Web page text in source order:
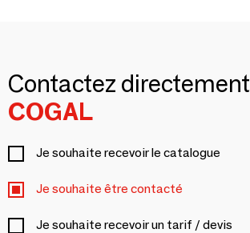
Contactez directement
COGAL
Je souhaite recevoir le catalogue
Je souhaite être contacté
Je souhaite recevoir un tarif / devis